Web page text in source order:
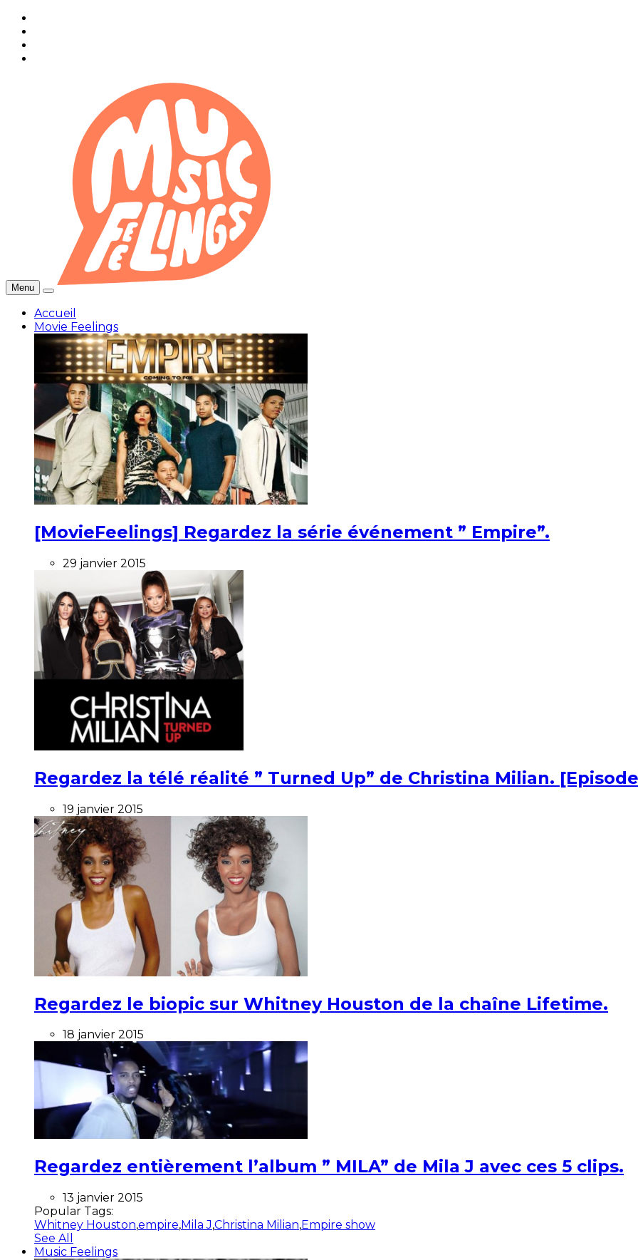
Menu
Accueil
Movie Feelings
[MovieFeelings] Regardez la série événement ” Empire”.
29 janvier 2015
Regardez la télé réalité ” Turned Up” de Christina Milian.
19 janvier 2015
Regardez le biopic sur Whitney Houston de la chaîne Lifetime.
18 janvier 2015
Regardez entièrement l’album ” MILA” de Mila J avec ces 5 clips.
13 janvier 2015
Popular Tags:
Whitney Houston,empire,Mila J,Christina Milian,Empire show
See All
Music Feelings